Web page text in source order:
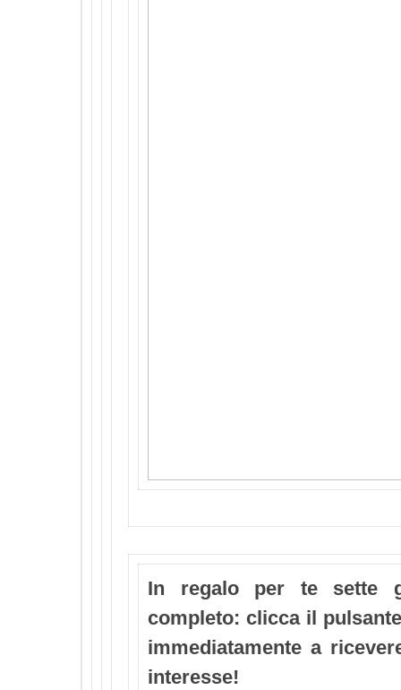
In regalo per te sette
completo: clicca il
immediatamente a
interesse!